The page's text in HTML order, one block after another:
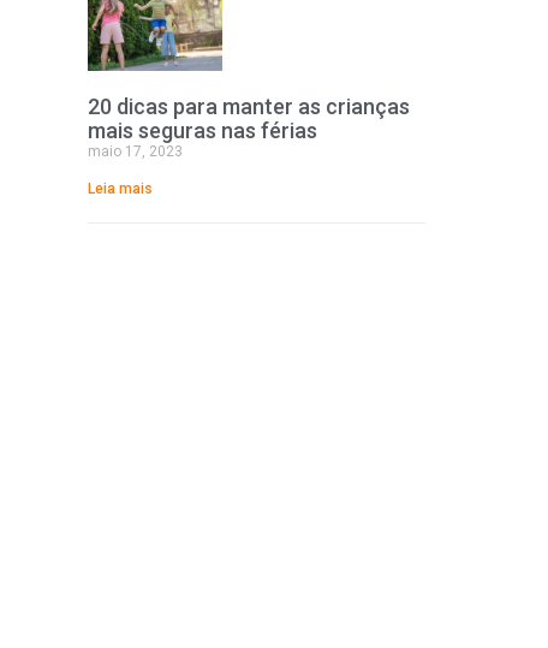
20 dicas para manter as crianças
mais seguras nas férias
maio 17, 2023
Leia mais